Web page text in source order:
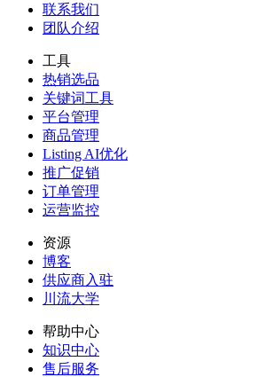
联系我们
团队介绍
工具
热销选品
关键词工具
平台管理
商品管理
Listing AI优化
推广促销
订单管理
运营监控
资源
博客
供应商入驻
川流大学
帮助中心
知识中心
售后服务